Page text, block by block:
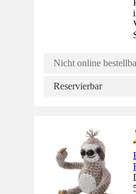
Nicht online
Reservierbar